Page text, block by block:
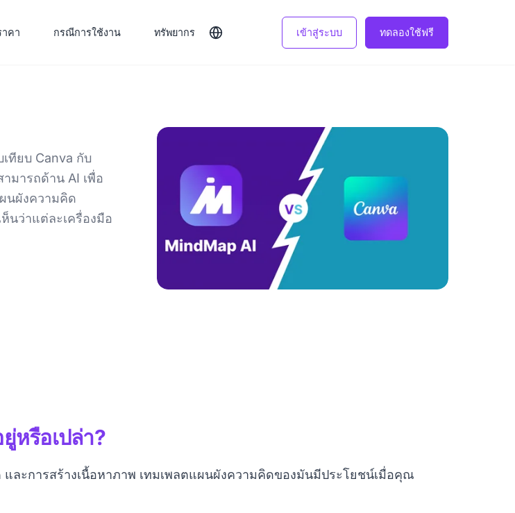
คา กรณีการใช้งาน ทรัพยากร เข้าสู่ระบบ ทดลองใช้ฟรี
ทียบ Canva กับ
มารถด้าน AI เพื่อ
นผังความคิด
นว่าแต่ละเครื่องมือ
หรือเปล่า?
ละการสร้างเนื้อหาภาพ เทมเพลตแผนผังความคิดของมันมีประโยชน์เมื่อคุณ